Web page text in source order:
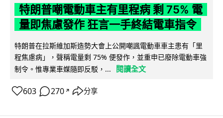
特朗普嘲電動車主有里程病 剩 75% 電
量即焦慮發作 狂言一手終結電車指令
特朗普在拉斯維加斯造勢大會上公開嘲諷電動車車主患有「里
程焦慮病」，聲稱電量剩 75% 便發作，並重申已廢除電動車強
制令。惟專業車媒隨即反駁，...
閱讀全文
603 270 ↗ 分享